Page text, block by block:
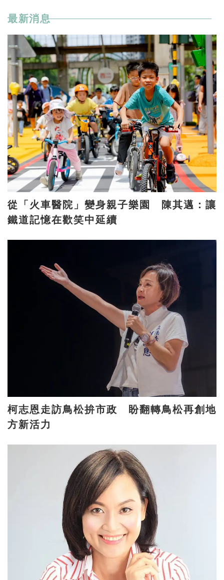
最新消息
從「火車醫院」變身親子樂園 陳其邁：讓
鐵道記憶在歡笑中延續
柯志恩走訪鳥松拚市政 盼翻轉鳥松再創地
方新活力